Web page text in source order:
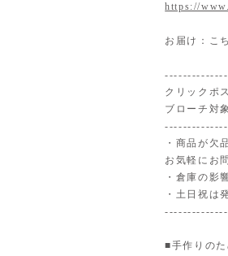
https://
お届け：こ
クリックポ
ブローチ対
・商品が欠
お気軽にお
・倉庫の影
・土日祝は
■手作りの